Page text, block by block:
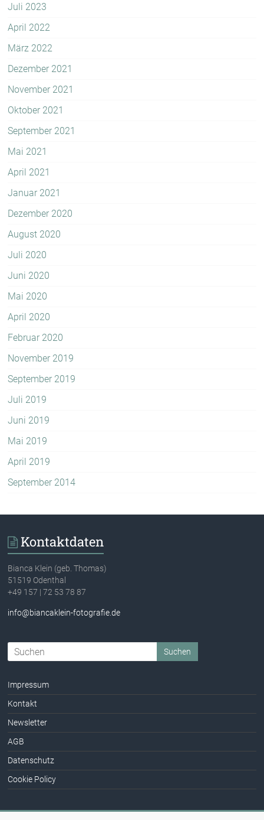
Juli 2023
April 2022
März 2022
Dezember 2021
November 2021
Oktober 2021
September 2021
Mai 2021
April 2021
Januar 2021
Dezember 2020
August 2020
Juli 2020
Juni 2020
Mai 2020
April 2020
Februar 2020
November 2019
September 2019
Juli 2019
Juni 2019
Mai 2019
April 2019
September 2014
Kontaktdaten
Bianca Klein (geb. Thomas)
51519 Odenthal
+49 157 | 72 53 78 87
info@biancaklein-fotografie.de
Impressum
Kontakt
Newsletter
AGB
Datenschutz
Cookie Policy